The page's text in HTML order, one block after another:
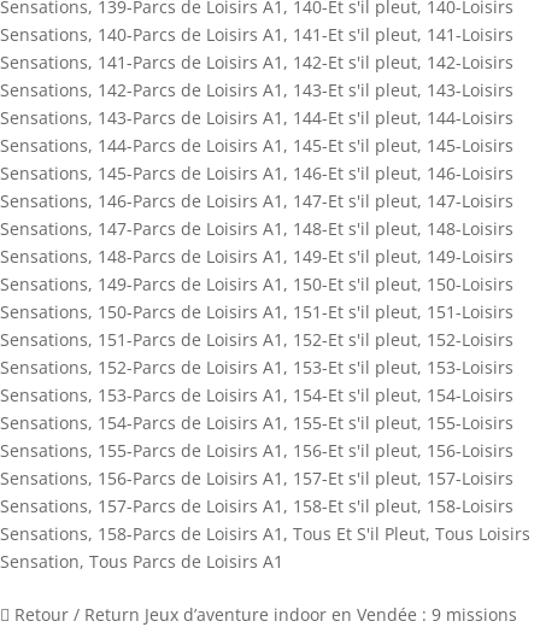
Sensations, 139-Parcs de Loisirs A1 , 140-Et s'il pleut, 140-Loisirs
Sensations, 140-Parcs de Loisirs A1 , 141-Et s'il pleut, 141-Loisirs
Sensations, 141-Parcs de Loisirs A1 , 142-Et s'il pleut, 142-Loisirs
Sensations, 142-Parcs de Loisirs A1 , 143-Et s'il pleut, 143-Loisirs
Sensations, 143-Parcs de Loisirs A1 , 144-Et s'il pleut, 144-Loisirs
Sensations, 144-Parcs de Loisirs A1 , 145-Et s'il pleut, 145-Loisirs
Sensations, 145-Parcs de Loisirs A1 , 146-Et s'il pleut, 146-Loisirs
Sensations, 146-Parcs de Loisirs A1 , 147-Et s'il pleut, 147-Loisirs
Sensations, 147-Parcs de Loisirs A1 , 148-Et s'il pleut, 148-Loisirs
Sensations, 148-Parcs de Loisirs A1 , 149-Et s'il pleut, 149-Loisirs
Sensations, 149-Parcs de Loisirs A1 , 150-Et s'il pleut, 150-Loisirs
Sensations, 150-Parcs de Loisirs A1 , 151-Et s'il pleut, 151-Loisirs
Sensations, 151-Parcs de Loisirs A1 , 152-Et s'il pleut, 152-Loisirs
Sensations, 152-Parcs de Loisirs A1 , 153-Et s'il pleut, 153-Loisirs
Sensations, 153-Parcs de Loisirs A1 , 154-Et s'il pleut, 154-Loisirs
Sensations, 154-Parcs de Loisirs A1 , 155-Et s'il pleut, 155-Loisirs
Sensations, 155-Parcs de Loisirs A1 , 156-Et s'il pleut, 156-Loisirs
Sensations, 156-Parcs de Loisirs A1 , 157-Et s'il pleut, 157-Loisirs
Sensations, 157-Parcs de Loisirs A1 , 158-Et s'il pleut, 158-Loisirs
Sensations, 158-Parcs de Loisirs A1 , Tous Et S'il Pleut, Tous Loisirs
Sensation, Tous Parcs de Loisirs A1
 Retour / Return Jeux d’aventure indoor en Vendée : 9 missions